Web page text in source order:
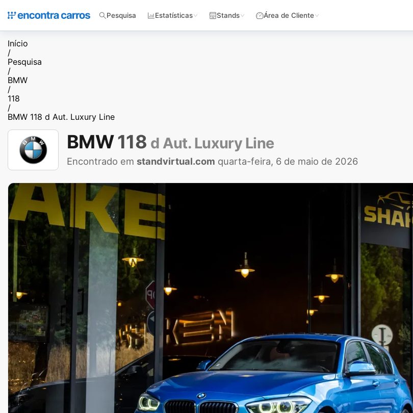
Pesquisa Estatísticas Stands Área de Cliente
Início
/
Pesquisa
/
BMW
/
118
/
BMW 118 d Aut. Luxury Line
BMW118 d Aut. Luxury Line
Encontrado em standvirtual.com quarta-feira, 6 de maio de 2026